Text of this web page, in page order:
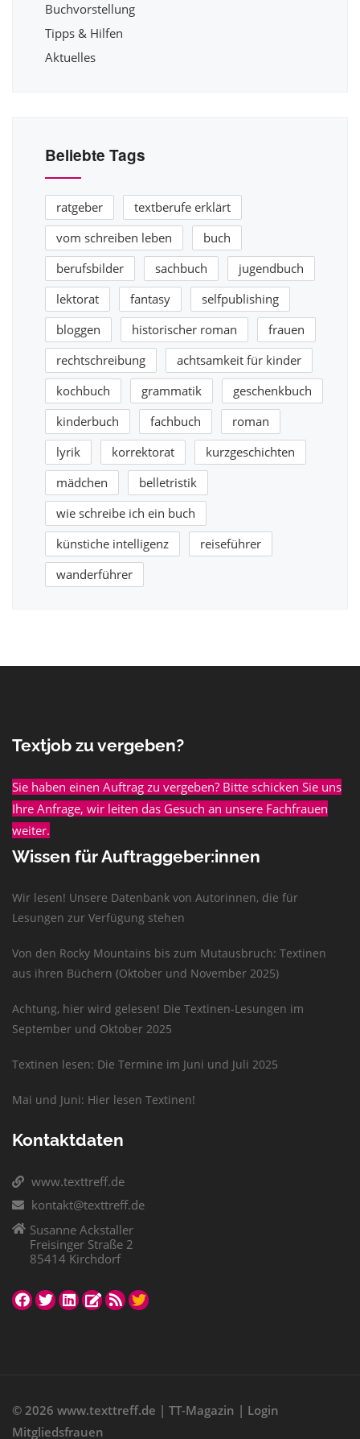
Buchvorstellung
Tipps & Hilfen
Aktuelles
Beliebte Tags
ratgeber
textberufe erklärt
vom schreiben leben
buch
berufsbilder
sachbuch
jugendbuch
lektorat
fantasy
selfpublishing
bloggen
historischer roman
frauen
rechtschreibung
achtsamkeit für kinder
kochbuch
grammatik
geschenkbuch
kinderbuch
fachbuch
roman
lyrik
korrektorat
kurzgeschichten
mädchen
belletristik
wie schreibe ich ein buch
künstiche intelligenz
reiseführer
wanderführer
Textjob zu vergeben?
Sie haben einen Auftrag zu vergeben? Bitte schicken Sie uns
Ihre Anfrage, wir leiten das Gesuch an unsere Fachfrauen
weiter.
Wissen für Auftraggeber:innen
Wir lesen! Unsere Datenbank von Autorinnen, die für
Lesungen zur Verfügung stehen
Von den Rocky Mountains bis zum Mutausbruch: Textinen
aus ihren Büchern (Oktober und November 2025)
Achtung, hier wird gelesen! Die Textinen-Lesungen im
September und Oktober 2025
Textinen lesen: Die Termine im Juni und Juli 2025
Mai und Juni: Hier lesen Textinen!
Kontaktdaten
www.texttreff.de
kontakt@texttreff.de
Susanne Ackstaller
Freisinger Straße 2
85414 Kirchdorf
© 2026 www.texttreff.de | TT-Magazin | Login
Mitgliedsfrauen